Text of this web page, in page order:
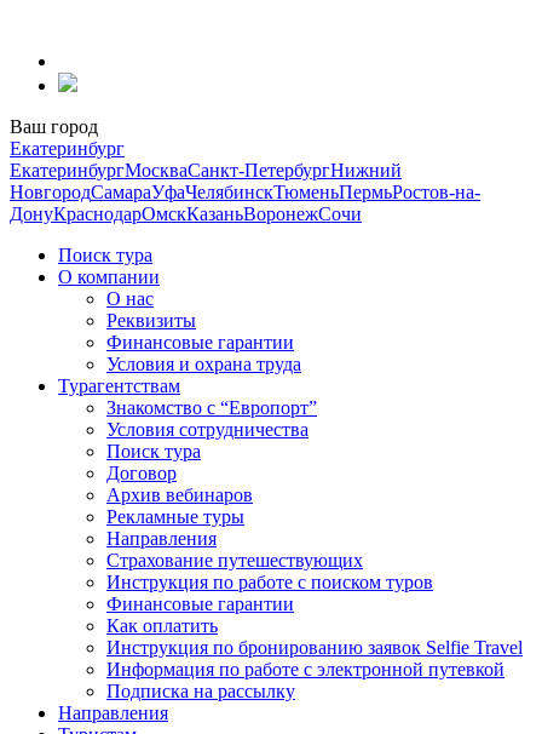
содержанию
Ваш город
Екатеринбург
ЕкатеринбургМоскваСанкт-ПетербургНижний
НовгородСамараУфаЧелябинскТюменьПермьРостов-на-
ДонуКраснодарОмскКазаньВоронежСочи
Поиск тура
О компании
О нас
Реквизиты
Финансовые гарантии
Условия и охрана труда
Турагентствам
Знакомство с “Европорт”
Условия сотрудничества
Поиск тура
Договор
Архив вебинаров
Рекламные туры
Направления
Страхование путешествующих
Инструкция по работе с поиском туров
Финансовые гарантии
Как оплатить
Инструкция по бронированию заявок Selfie Travel
Информация по работе с электронной путевкой
Подписка на рассылку
Направления